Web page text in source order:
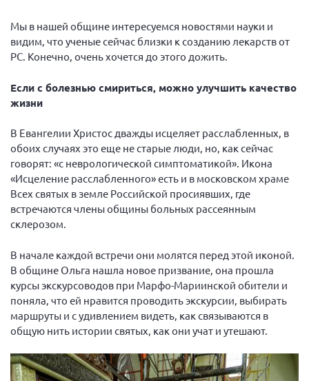
Мы в нашей общине интересуемся новостями науки и
видим, что ученые сейчас близки к созданию лекарств от
РС. Конечно, очень хочется до этого дожить.
Если с болезнью смириться, можно улучшить качество
жизни
В Евангелии Христос дважды исцеляет расслабленных, в
обоих случаях это еще не старые люди, но, как сейчас
говорят: «с неврологической симптоматикой». Икона
«Исцеление расслабленного» есть и в московском храме
Всех святых в земле Российской просиявших, где
встречаются члены общины больных рассеянным
склерозом.
В начале каждой встречи они молятся перед этой иконой.
В общине Ольга нашла новое призвание, она прошла
курсы экскурсоводов при Марфо-Мариинской обители и
поняла, что ей нравится проводить экскурсии, выбирать
маршруты и с удивлением видеть, как связываются в
общую нить истории святых, как они учат и утешают.